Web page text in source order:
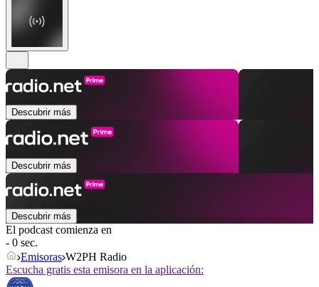
Descubrir más
Descubrir más
Descubrir más
El podcast comienza en
- 0 sec.
Emisoras W2PH Radio
Escucha gratis esta emisora en la aplicación: